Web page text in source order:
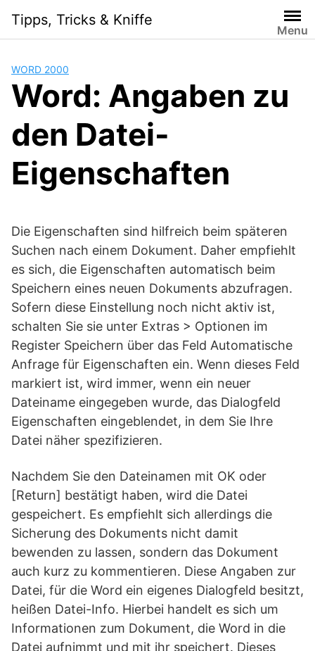
content
Tipps, Tricks & Kniffe
Menu
WORD 2000
Word: Angaben zu
den Datei-
Eigenschaften
Die Eigenschaften sind hilfreich beim späteren
Suchen nach einem Dokument. Daher empfiehlt
es sich, die Eigenschaften automatisch beim
Speichern eines neuen Dokuments abzufragen.
Sofern diese Einstellung noch nicht aktiv ist,
schalten Sie sie unter Extras > Optionen im
Register Speichern über das Feld Automatische
Anfrage für Eigenschaften ein. Wenn dieses Feld
markiert ist, wird immer, wenn ein neuer
Dateiname eingegeben wurde, das Dialogfeld
Eigenschaften eingeblendet, in dem Sie Ihre
Datei näher spezifizieren.
Nachdem Sie den Dateinamen mit OK oder
[Return] bestätigt haben, wird die Datei
gespeichert. Es empfiehlt sich allerdings die
Sicherung des Dokuments nicht damit
bewenden zu lassen, sondern das Dokument
auch kurz zu kommentieren. Diese Angaben zur
Datei, für die Word ein eigenes Dialogfeld besitzt,
heißen Datei-Info. Hierbei handelt es sich um
Informationen zum Dokument, die Word in die
Datei aufnimmt und mit ihr speichert. Dieses